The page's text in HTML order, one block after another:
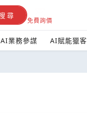
尋
免費詢價
AI業務參謀 AI賦能獵客